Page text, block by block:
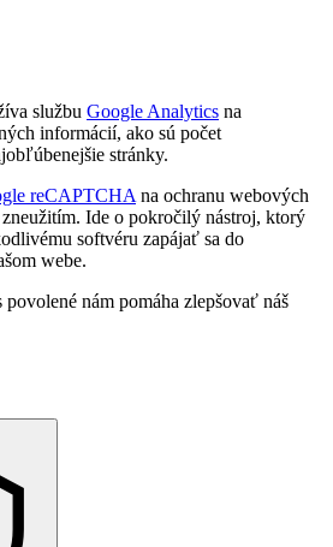
službu Google Analytics na
informácií, ako sú počet
stránky.
reCAPTCHA na ochranu webových
Ide o pokročilý nástroj, ktorý
softvéru zapájať sa do
webe.
nám pomáha zlepšovať náš